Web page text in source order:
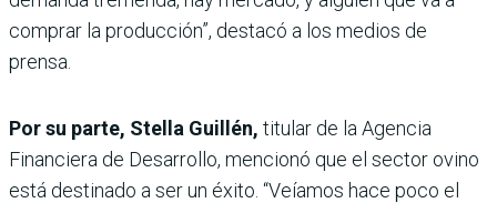
comprar la producción”, destacó a los medios de
prensa.
Por su parte, Stella Guillén, titular de la Agencia
Financiera de Desarrollo, mencionó que el sector ovino
está destinado a ser un éxito. “Veíamos hace poco el